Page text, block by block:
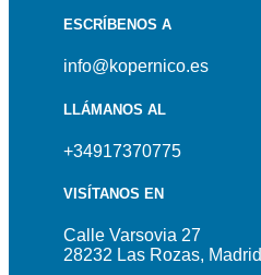
ESCRÍBENOS A
info@kopernico.es
LLÁMANOS AL
+34917370775
VISÍTANOS EN
Calle Varsovia 27
28232 Las Rozas, Madrid